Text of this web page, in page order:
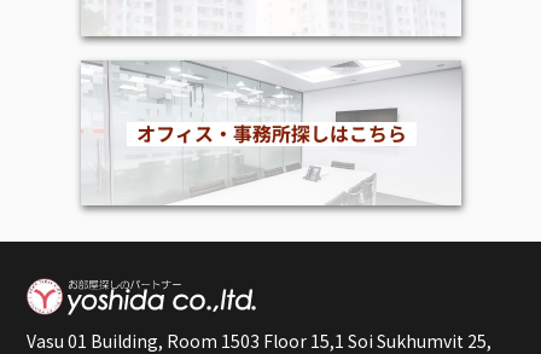
Vasu 01 Building, Room 1503 Floor 15,1 Soi Sukhumvit 25,